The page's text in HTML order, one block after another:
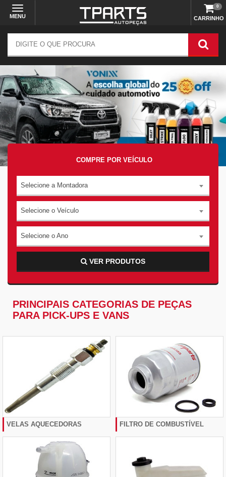
MENU CARRINHO
0
COMPRE POR VEÍCULO
Selecione a Montadora
Selecione o Veículo
Selecione o Ano
VER PRODUTOS
PRINCIPAIS CATEGORIAS DE PEÇAS
PARA PICK-UPS E VANS
VELAS AQUECEDORAS FILTRO DE COMBUSTÍVEL